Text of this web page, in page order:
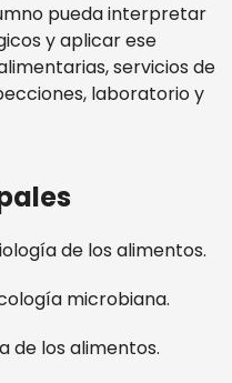
pueda interpretar
y aplicar ese
servicios de
laboratorio y
de los alimentos.
microbiana.
de los alimentos.